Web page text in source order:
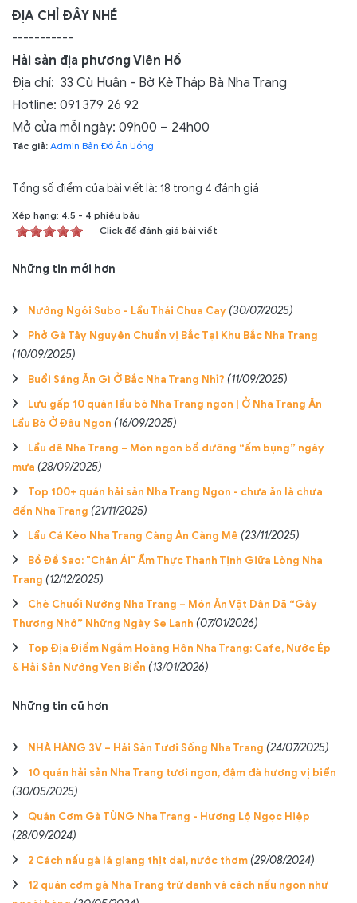
ĐỊA CHỈ ĐÂY NHÉ
-----------
Hải sản địa phương Viên Hồ
Địa chỉ: 33 Cù Huân - Bờ Kè Tháp Bà Nha Trang
Hotline: 091 379 26 92
Mở cửa mỗi ngày: 09h00 – 24h00
Tác giả: Admin Bản Đồ Ăn Uống
Tổng số điểm của bài viết là: 18 trong 4 đánh giá
Xếp hạng: 4.5 - 4 phiếu bầu
Click để đánh giá bài viết
Những tin mới hơn
Nướng Ngói Subo - Lẩu Thái Chua Cay(30/07/2025)
Phở Gà Tây Nguyên Chuẩn vị Bắc Tại Khu Bắc Nha Trang
(10/09/2025)
Buổi Sáng Ăn Gì Ở Bắc Nha Trang Nhỉ? (11/09/2025)
Lưu gấp 10 quán lẩu bò Nha Trang ngon | Ở Nha Trang Ăn
Lẩu Bò Ở Đâu Ngon (16/09/2025)
Lẩu dê Nha Trang – Món ngon bổ dưỡng “ấm bụng” ngày
mưa (28/09/2025)
Top 100+ quán hải sản Nha Trang Ngon - chưa ăn là chưa
đến Nha Trang (21/11/2025)
Lẩu Cá Kèo Nha Trang Càng Ăn Càng Mê (23/11/2025)
Bồ Đề Sao: "Chân Ái" Ẩm Thực Thanh Tịnh Giữa Lòng Nha
Trang (12/12/2025)
Chè Chuối Nướng Nha Trang – Món Ăn Vặt Dân Dã “Gây
Thương Nhớ” Những Ngày Se Lạnh (07/01/2026)
Top Địa Điểm Ngắm Hoàng Hôn Nha Trang: Cafe, Nước Ép
& Hải Sản Nướng Ven Biển (13/01/2026)
Những tin cũ hơn
NHÀ HÀNG 3V – Hải Sản Tươi Sống Nha Trang (24/07/2025)
10 quán hải sản Nha Trang tươi ngon, đậm đà hương vị biển
(30/05/2025)
Quán Cơm Gà TÙNG Nha Trang - Hương Lộ Ngọc Hiệp
(28/09/2024)
2 Cách nấu gà lá giang thịt dai, nước thơm(29/08/2024)
12 quán cơm gà Nha Trang trứ danh và cách nấu ngon như